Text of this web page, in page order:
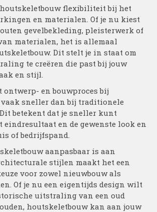
flexibiliteit bij het
en materialen. Of je nu kiest
gevelbekleding, pleisterwerk of
materialen, het is allemaal
Dit stelt je in staat om
te creëren die past bij jouw
en stijl.
ontwerp- en bouwproces bij
sneller dan bij traditionele
betekent dat je sneller kunt
eindresultaat en de gewenste look en
of bedrijfspand.
aanpasbaar is aan
stijlen maakt het een
voor zowel nieuwbouw als
Of je nu een eigentijds design wilt
uitstraling van een oud
houtskeletbouw kan aan jouw